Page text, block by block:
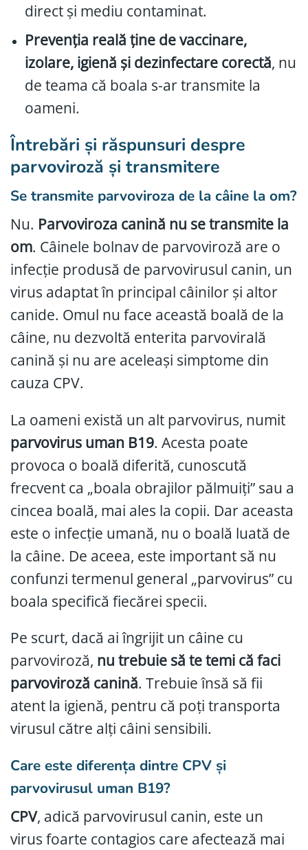
direct și mediu contaminat.
Prevenția reală ține de vaccinare,
izolare, igienă și dezinfectare corectă, nu
de teama că boala s-ar transmite la
oameni.
Întrebări și răspunsuri despre
parvoviroză și transmitere
Se transmite parvoviroza de la câine la om?
Nu. Parvoviroza canină nu se transmite la
om. Câinele bolnav de parvoviroză are o
infecție produsă de parvovirusul canin, un
virus adaptat în principal câinilor și altor
canide. Omul nu face această boală de la
câine, nu dezvoltă enterita parvovirală
canină și nu are aceleași simptome din
cauza CPV.
La oameni există un alt parvovirus, numit
parvovirus uman B19. Acesta poate
provoca o boală diferită, cunoscută
frecvent ca „boala obrajilor pălmuiți” sau a
cincea boală, mai ales la copii. Dar aceasta
este o infecție umană, nu o boală luată de
la câine. De aceea, este important să nu
confunzi termenul general „parvovirus” cu
boala specifică fiecărei specii.
Pe scurt, dacă ai îngrijit un câine cu
parvoviroză, nu trebuie să te temi că faci
parvoviroză canină. Trebuie însă să fii
atent la igienă, pentru că poți transporta
virusul către alți câini sensibili.
Care este diferența dintre CPV și
parvovirusul uman B19?
CPV, adică parvovirusul canin, este un
virus foarte contagios care afectează mai